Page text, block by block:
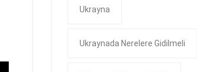
Ukrayna
Ukraynada Nerelere Gidilmeli